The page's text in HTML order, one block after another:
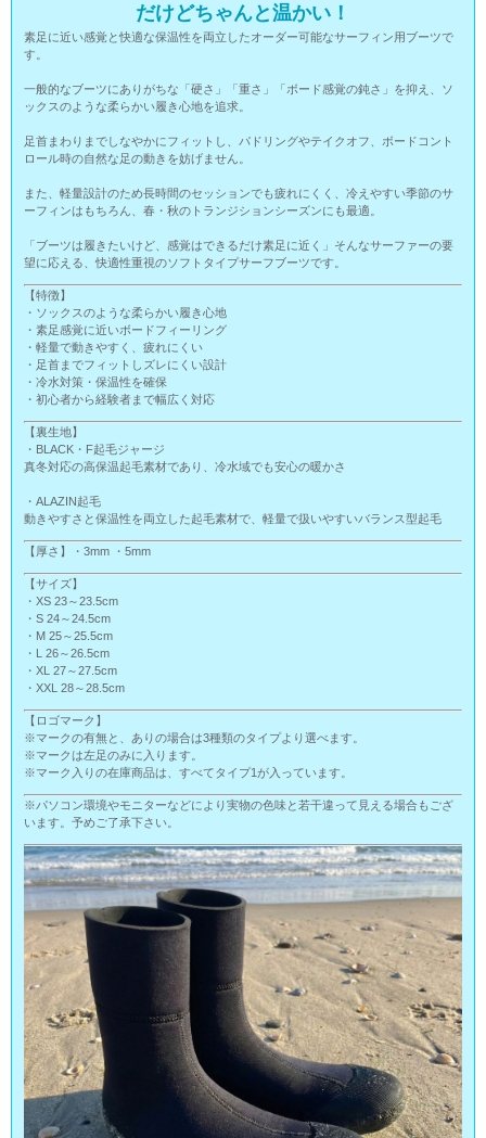
だけどちゃんと温かい！
素足に近い感覚と快適な保温性を両立したオーダー可能なサーフィン用ブーツで
す。
一般的なブーツにありがちな「硬さ」「重さ」「ボード感覚の鈍さ」を抑え、ソ
ックスのような柔らかい履き心地を追求。
足首まわりまでしなやかにフィットし、パドリングやテイクオフ、ボードコント
ロール時の自然な足の動きを妨げません。
また、軽量設計のため長時間のセッションでも疲れにくく、冷えやすい季節のサ
ーフィンはもちろん、春・秋のトランジションシーズンにも最適。
「ブーツは履きたいけど、感覚はできるだけ素足に近く」そんなサーファーの要
望に応える、快適性重視のソフトタイプサーフブーツです。
【特徴】
・ソックスのような柔らかい履き心地
・素足感覚に近いボードフィーリング
・軽量で動きやすく、疲れにくい
・足首までフィットしズレにくい設計
・冷水対策・保温性を確保
・初心者から経験者まで幅広く対応
【裏生地】
・BLACK・F起毛ジャージ
真冬対応の高保温起毛素材であり、冷水域でも安心の暖かさ
・ALAZIN起毛
動きやすさと保温性を両立した起毛素材で、軽量で扱いやすいバランス型起毛
【厚さ】・3mm ・5mm
【サイズ】
・XS 23～23.5cm
・S 24～24.5cm
・M 25～25.5cm
・L 26～26.5cm
・XL 27～27.5cm
・XXL 28～28.5cm
【ロゴマーク】
※マークの有無と、ありの場合は3種類のタイプより選べます。
※マークは左足のみに入ります。
※マーク入りの在庫商品は、すべてタイプ1が入っています。
※パソコン環境やモニターなどにより実物の色味と若干違って見える場合もござ
います。予めご了承下さい。